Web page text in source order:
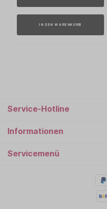
IN DEN WARENKORB
Service-Hotline
Informationen
Servicemenü